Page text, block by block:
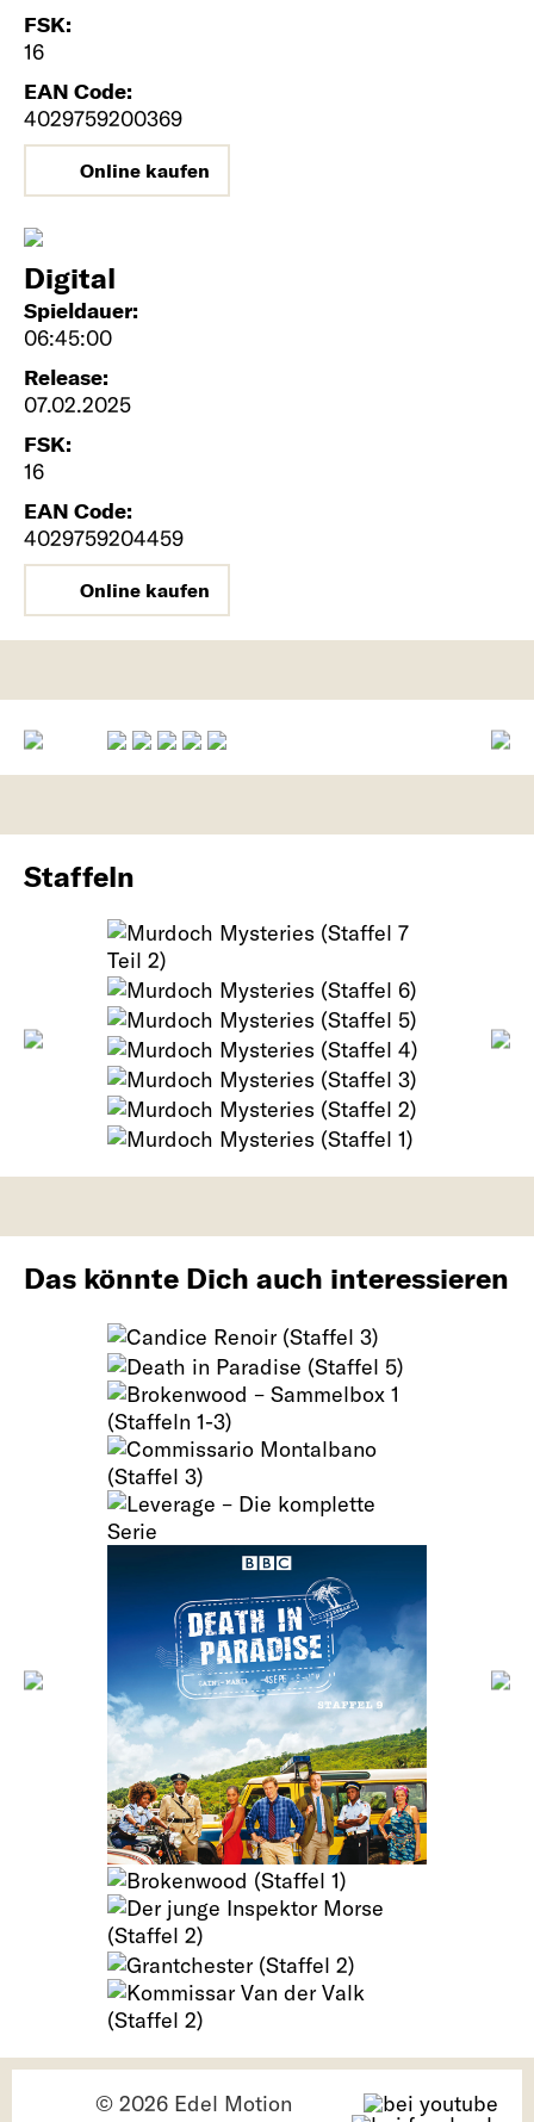
FSK:
16
EAN Code:
4029759200369
Online kaufen
Digital
Spieldauer:
06:45:00
Release:
07.02.2025
FSK:
16
EAN Code:
4029759204459
Online kaufen
Staffeln
Das könnte Dich auch interessieren
© 2026 Edel Motion